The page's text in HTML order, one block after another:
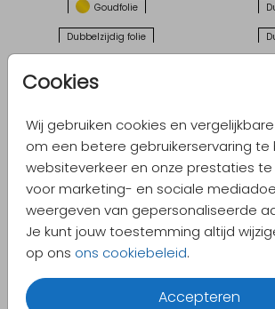
Cookies
Wij gebruiken cookies en
om een betere gebruikerservaring te
websiteverkeer en onze prestaties
voor marketing- en sociale
weergeven van gepersonaliseerde
Je kunt jouw toestemming altijd
op ons ons cookiebeleid.
Accepteren
Goudfolie
Dubbelzijdig folie
Goudfolie
Zilverfolie
Goudfolie
Goudfolie